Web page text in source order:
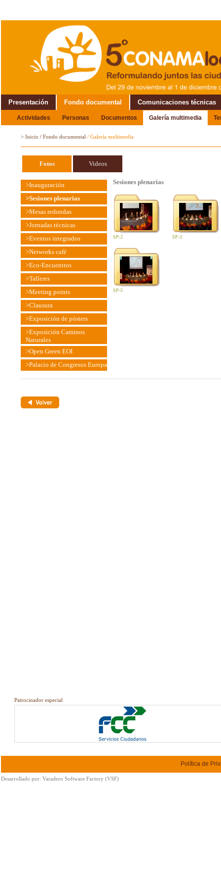
Presentación Fondo documental Comunicaciones técnicas
Actividades Personas Documentos Galería multimedia
Alrededor del Encuentro
> Inicio / Fondo documental / Galería multimedia
Fotos Videos
>Inauguración
>Sesiones plenarias
>Mesas redondas
>Jornadas técnicas
>Eventos integrados
>Networks café
>Eco-Encuentros
>Talleres
>Meeting points
>Clausura
>Exposición de pósters
>Exposición Caminos
Naturales
>Open Green EOI
>Palacio de Congresos Europa
Sesiones plenarias
SP-2 SP-3
SP-5
Patrocinador especial
Política de
Desarrollado por: Varadero Software Factory (VSF)